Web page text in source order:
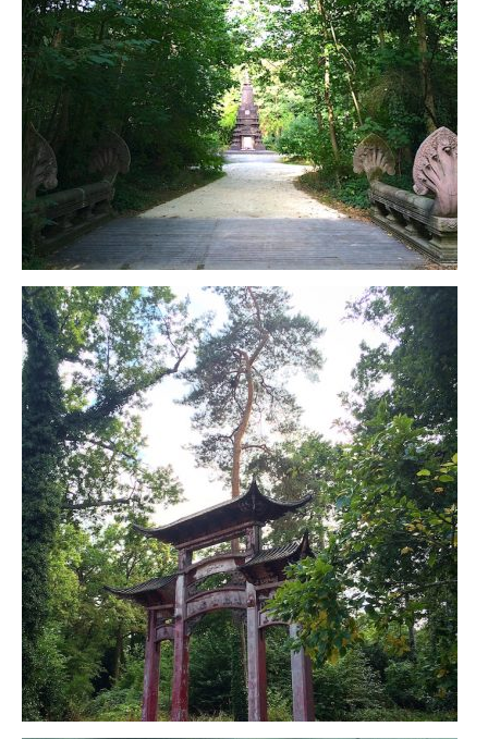
– Xi’an
CORÉE DU SUD
– Séoul
DANEMARK
– Copenhague
FRANCE
– Nice
– Paris
– La Réunion
JAPON
– Osaka
PÉROU
PORTUGAL
USA
– Los Angeles
VIETNAM